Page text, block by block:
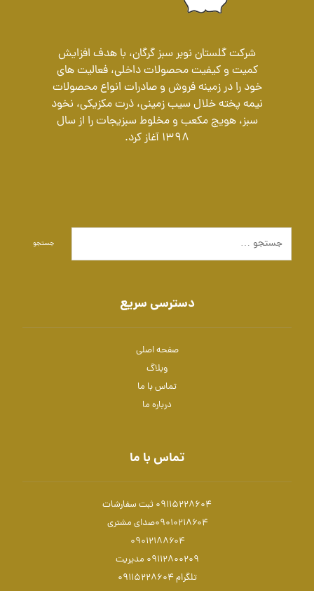
شرکت گلستان نوبر سبز گرگان، با هدف افزایش
کمیت و کیفیت محصولات داخلی، فعالیت های
خود را در زمینه فروش و صادرات انواع محصولات
نیمه پخته خلال سیب زمینی، ذرت مکزیکی، نخود
سبز، هویج مکعب و مخلوط سبزیجات را از سال
1398 آغاز کرد.
جستجو
دسترسی سریع
صفحه اصلی
وبلاگ
تماس با ما
درباره ما
تماس با ما
09115228604 ثبت سفارشات
۰۹۰۱۰۲۱۸۶۰۴صدای مشتری
۰۹۰۱۲۱۸۸۶۰۴
۰۹۱۱۲۸۰۰۲۰۹ مدیریت
تلگرام 09115228604